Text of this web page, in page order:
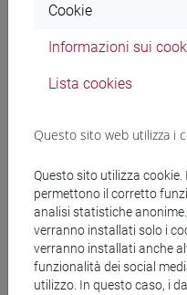
Ricevimento
ORARIO RICEVIMENTO
Martedì dalle 8:45 alle
Cookie
Informazioni sui
Lista cookies
Questo sito web utilizza i
Questo sito utilizza
permettono il corretto
analisi statistiche
verranno installati solo i
verranno installati anche
funzionalità dei social
utilizzo. In questo caso, i